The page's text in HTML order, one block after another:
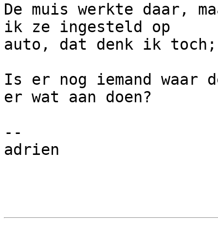
De muis werkte daar,
ik ze ingesteld op
auto, dat denk ik
Is er nog iemand waar
er wat aan doen?
--
adrien